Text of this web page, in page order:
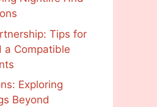
Tips for
a Compatible
Exploring
Beyond